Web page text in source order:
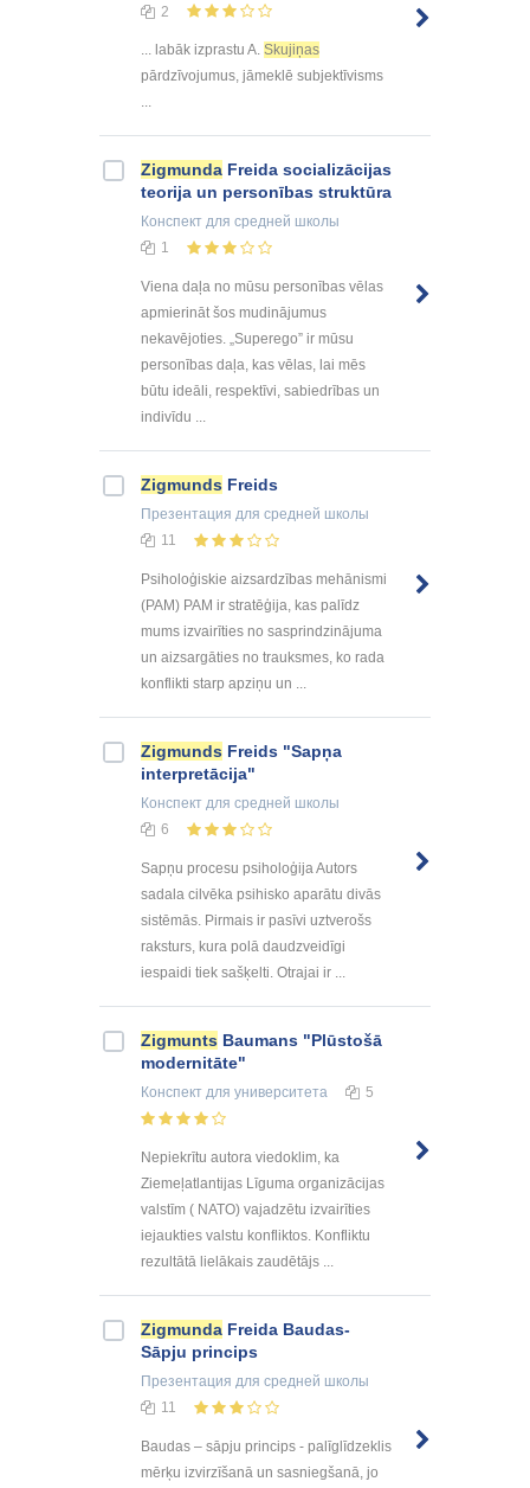
2
... labāk izprastu A. Skujiņas
pārdzīvojumus, jāmeklē subjektīvisms
...
Zigmunda Freida socializācijas
teorija un personības struktūra
Конспект для средней школы
1
Viena daļa no mūsu personības vēlas
apmierināt šos mudinājumus
nekavējoties. „Superego” ir mūsu
personības daļa, kas vēlas, lai mēs
būtu ideāli, respektīvi, sabiedrības un
indivīdu ...
Zigmunds Freids
Презентация для средней школы
11
Psiholoģiskie aizsardzības mehānismi
(PAM) PAM ir stratēģija, kas palīdz
mums izvairīties no sasprindzinājuma
un aizsargāties no trauksmes, ko rada
konflikti starp apziņu un ...
Zigmunds Freids "Sapņa
interpretācija"
Конспект для средней школы
6
Sapņu procesu psiholoģija Autors
sadala cilvēka psihisko aparātu divās
sistēmās. Pirmais ir pasīvi uztverošs
raksturs, kura polā daudzveidīgi
iespaidi tiek sašķelti. Otrajai ir ...
Zigmunts Baumans "Plūstošā
modernitāte"
Конспект для университета 5
Nepiekrītu autora viedoklim, ka
Ziemeļatlantijas Līguma organizācijas
valstīm ( NATO) vajadzētu izvairīties
iejaukties valstu konfliktos. Konfliktu
rezultātā lielākais zaudētājs ...
Zigmunda Freida Baudas-
Sāpju princips
Презентация для средней школы
11
Baudas – sāpju princips - palīglīdzeklis
mērķu izvirzīšanā un sasniegšanā, jo